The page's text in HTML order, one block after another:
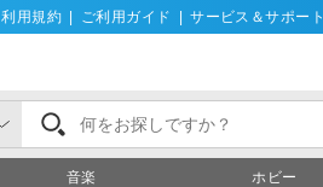
利用規約 ご利用ガイド サービス＆サポート
音楽 ホビー